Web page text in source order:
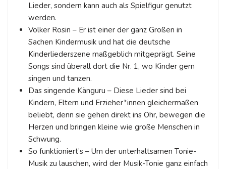
Lieder, sondern kann auch als Spielfigur genutzt
werden.
Volker Rosin – Er ist einer der ganz Großen in
Sachen Kindermusik und hat die deutsche
Kinderliederszene maßgeblich mitgeprägt. Seine
Songs sind überall dort die Nr. 1, wo Kinder gern
singen und tanzen.
Das singende Känguru – Diese Lieder sind bei
Kindern, Eltern und Erzieher*innen gleichermaßen
beliebt, denn sie gehen direkt ins Ohr, bewegen die
Herzen und bringen kleine wie große Menschen in
Schwung.
So funktioniert’s – Um der unterhaltsamen Tonie-
Musik zu lauschen, wird der Musik-Tonie ganz einfach